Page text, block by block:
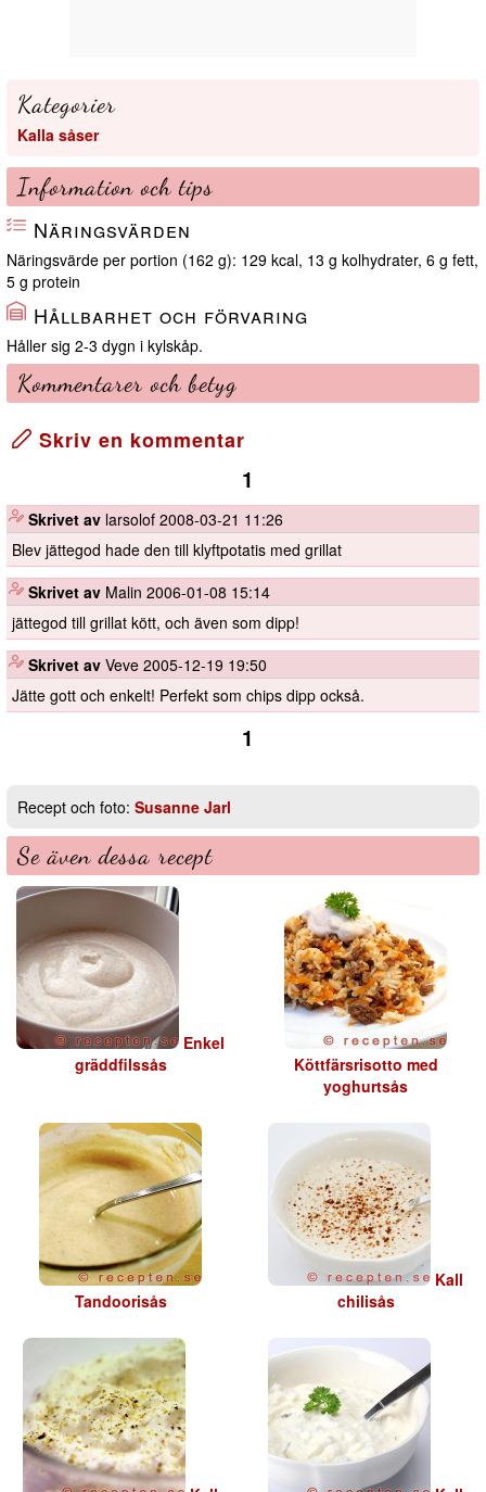
Kategorier
Kalla såser
Information och tips
Näringsvärden
Näringsvärde per portion (162 g): 129 kcal, 13 g kolhydrater, 6 g fett,
5 g protein
Hållbarhet och förvaring
Håller sig 2-3 dygn i kylskåp.
Kommentarer och betyg
Skriv en kommentar
1
Skrivet av larsolof 2008-03-21 11:26
Blev jättegod hade den till klyftpotatis med grillat
Skrivet av Malin 2006-01-08 15:14
jättegod till grillat kött, och även som dipp!
Skrivet av Veve 2005-12-19 19:50
Jätte gott och enkelt! Perfekt som chips dipp också.
1
Recept och foto: Susanne Jarl
Se även dessa recept
Enkel
gräddfilssås
Köttfärsrisotto med
yoghurtsås
Tandoorisås
Kall
chilisås